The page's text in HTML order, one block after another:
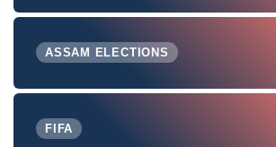
ASSAM ELECTIONS
FIFA